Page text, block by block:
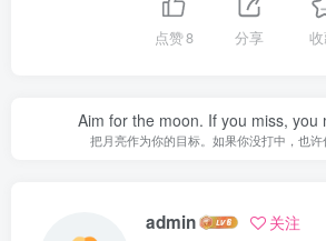
点赞8 分享
Aim for the moon. If you miss, you
把月亮作为你的目标。如果你没打中，也
admin 关注